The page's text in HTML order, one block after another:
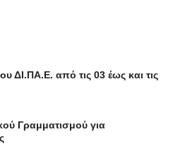
ΔΙ.ΠΑ.Ε. από τις 03 έως και τις
Γραμματισμού για